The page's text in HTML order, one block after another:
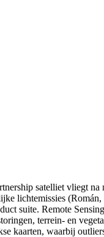
satelliet vliegt na
lichtemissies
suite. Remote
terrein- en
kaarten, waarbij